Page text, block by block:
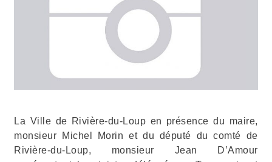
La Ville de Rivière-du-Loup en présence du maire,
monsieur Michel Morin et du député du comté de
Rivière-du-Loup, monsieur Jean D’Amour